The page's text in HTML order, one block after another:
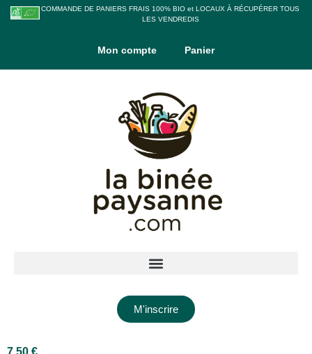
COMMANDE DE PANIERS FRAIS 100% BIO et LOCAUX À RÉCUPÉRER TOUS
LES VENDREDIS
Mon compte Panier
M'inscrire